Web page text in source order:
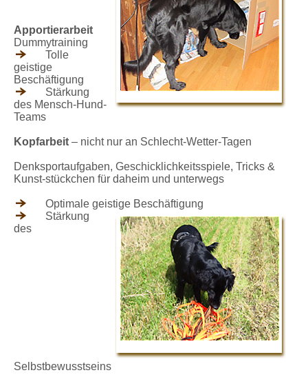
Apportierarbeit
Dummytraining
Tolle
geistige
Beschäftigung
Stärkung
des Mensch-Hund-
Teams
Kopfarbeit – nicht nur an Schlecht-Wetter-Tagen
Denksportaufgaben, Geschicklichkeitsspiele, Tricks &
Kunst-stückchen für daheim und unterwegs
Optimale geistige Beschäftigung
Stärkung
des
Selbstbewusstseins